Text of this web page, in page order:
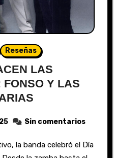
Reseñas
LAS
Y LAS
Sin comentarios